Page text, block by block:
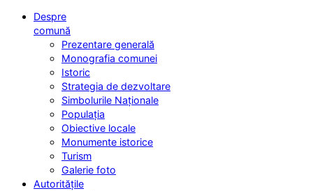
Despre
comună
Prezentare generală
Monografia comunei
Istoric
Strategia de dezvoltare
Simbolurile Naționale
Populația
Obiective locale
Monumente istorice
Turism
Galerie foto
Autoritățile